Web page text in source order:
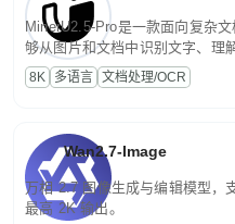
MinerU2.5-Pro是一款面向复杂
够从图片和文档中识别文字、理
为便于存储、检索和二次处理的
8K 多语言 文档处理/OCR
Wan2.7-Image
万相 2.7 图像生成与编辑模型，
最高 2K 输出。